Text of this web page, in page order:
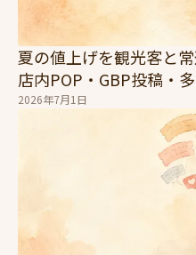
夏の値上げを観光客と
店内POP・GBP投稿・
2026年7月1日